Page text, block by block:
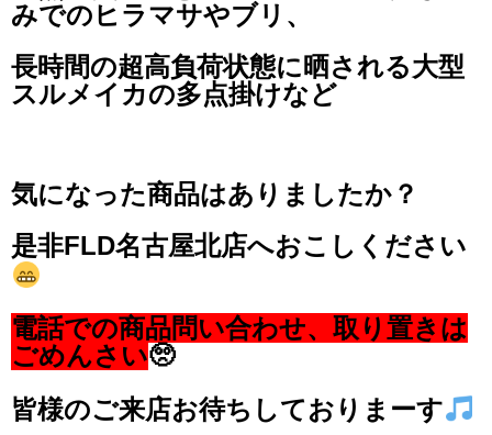
みでのヒラマサやブリ、
長時間の超高負荷状態に晒される大型
スルメイカの多点掛けなど
気になった商品はありましたか？
是非FLD名古屋北店へおこしください
電話での商品問い合わせ、取り置きは
ごめんさい🥺
皆様のご来店お待ちしておりまーす